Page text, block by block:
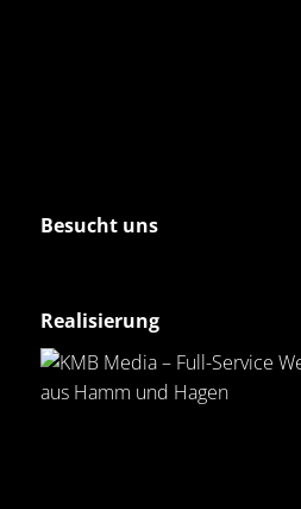
Besucht uns
Realisierung